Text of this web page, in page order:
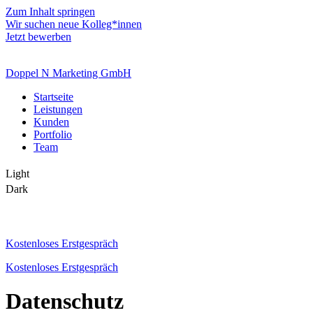
Zum Inhalt springen
Wir suchen neue Kolleg*innen
Jetzt bewerben
Doppel N Marketing GmbH
Startseite
Leistungen
Kunden
Portfolio
Team
Light
Dark
Kostenloses Erstgespräch
Kostenloses Erstgespräch
Datenschutz